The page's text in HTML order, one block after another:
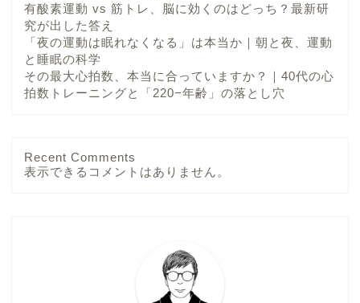
有酸素運動 vs 筋トレ、脳に効くのはどっち？最新研
究が出した答え
「夜の運動は眠れなくなる」は本当か｜朝と夜、運動
と睡眠の科学
その最大心拍数、本当に合っていますか？｜40代の心
拍数トレーニングと「220−年齢」の落とし穴
Recent Comments
表示できるコメントはありません。